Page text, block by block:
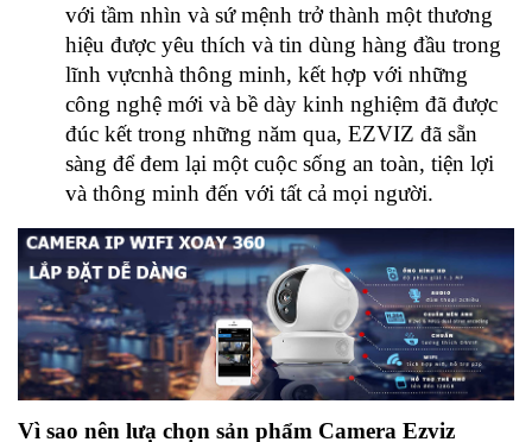
với tầm nhìn và sứ mệnh trở thành một thương
hiệu được yêu thích và tin dùng hàng đầu trong
lĩnh vựcnhà thông minh, kết hợp với những
công nghệ mới và bề dày kinh nghiệm đã được
đúc kết trong những năm qua, EZVIZ đã sẵn
sàng để đem lại một cuộc sống an toàn, tiện lợi
và thông minh đến với tất cả mọi người.
Vì sao nên lưạ chọn sản phẩm Camera Ezviz